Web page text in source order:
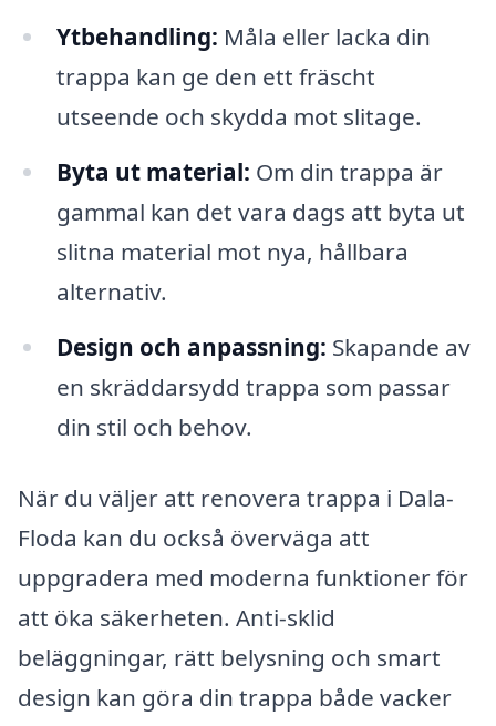
Ytbehandling: Måla eller lacka din
trappa kan ge den ett fräscht
utseende och skydda mot slitage.
Byta ut material: Om din trappa är
gammal kan det vara dags att byta ut
slitna material mot nya, hållbara
alternativ.
Design och anpassning: Skapande av
en skräddarsydd trappa som passar
din stil och behov.
När du väljer att renovera trappa i Dala-
Floda kan du också överväga att
uppgradera med moderna funktioner för
att öka säkerheten. Anti-sklid
beläggningar, rätt belysning och smart
design kan göra din trappa både vacker